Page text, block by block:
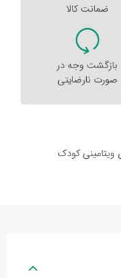
ضمانت کالا
بازگشت وجه در
صورت نارضایتی
کودک